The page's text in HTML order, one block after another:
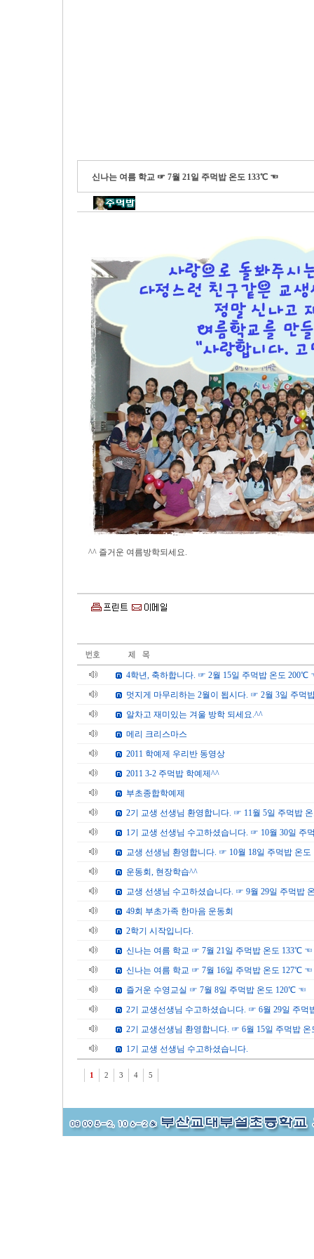
신나는 여름 학교 ☞ 7월 21일 주먹밥 온도 133℃ ☜
^^ 즐거운 여름방학되세요.
4학년, 축하합니다. ☞ 2월 15일 주먹밥 온도 200℃
멋지게 마무리하는 2월이 됩시다. ☞ 2월 3일 주먹
알차고 재미있는 겨울 방학 되세요.^^
메리 크리스마스
2011 학예제 우리반 동영상
2011 3-2 주먹밥 학예제^^
부초종합학예제
2기 교생 선생님 환영합니다. ☞ 11월 5일 주먹밥
1기 교생 선생님 수고하셨습니다. ☞ 10월 30일 주
교생 선생님 환영합니다. ☞ 10월 18일 주먹밥 온
운동회, 현장학습^^
교생 선생님 수고하셨습니다. ☞ 9월 29일 주먹밥
49회 부초가족 한마음 운동회
2학기 시작입니다.
신나는 여름 학교 ☞ 7월 21일 주먹밥 온도 133℃ ☜
신나는 여름 학교 ☞ 7월 16일 주먹밥 온도 127℃ ☜
즐거운 수영교실 ☞ 7월 8일 주먹밥 온도 120℃ ☜
2기 교생선생님 수고하셨습니다. ☞ 6월 29일 주
2기 교생선생님 환영합니다. ☞ 6월 15일 주먹밥
1기 교생 선생님 수고하셨습니다.
1 2 3 4 5